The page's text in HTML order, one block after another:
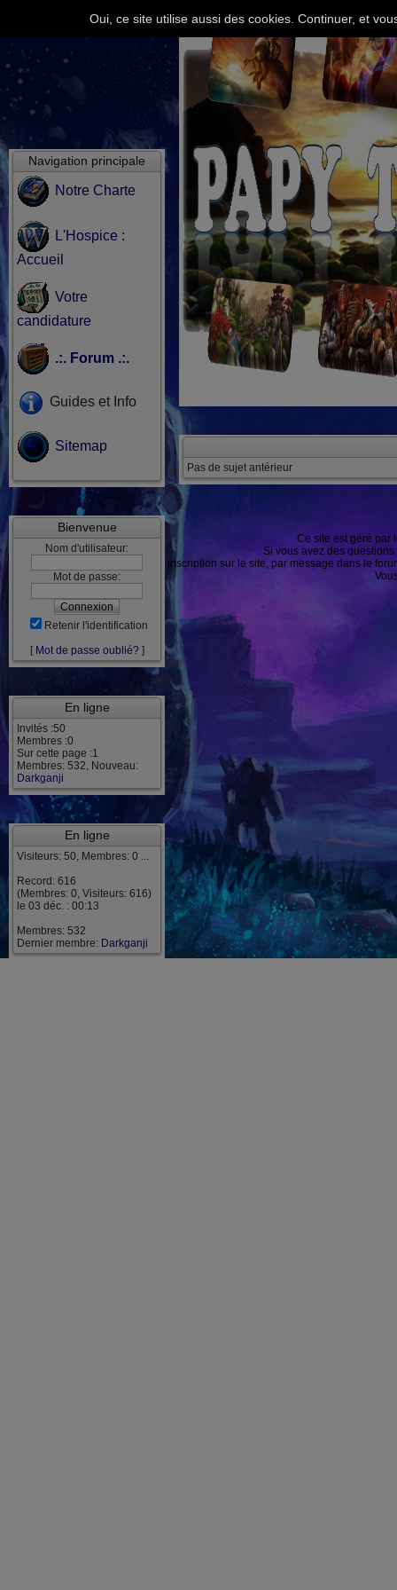
Navigation principale
Notre Charte
L'Hospice :
Accueil
Votre
candidature
.:. Forum .:.
Guides et Info
Sitemap
Bienvenue
Nom d'utilisateur:
Mot de passe:
Retenir l'identification
[ Mot de passe oublié? ]
En ligne
Invités :50
Membres :0
Sur cette page :1
Membres: 532, Nouveau:
Darkganji
En ligne
Visiteurs: 50, Membres: 0 ...
Record: 616
(Membres: 0, Visiteurs: 616)
le 03 déc. : 00:13
Membres: 532
Dernier membre: Darkganji
Pas de sujet antérieur
Ce site est géré par
Si vous avez des
ou après inscription sur le site, par message dans le
Oui, ce site utilise aussi des cookies. Continuer, et